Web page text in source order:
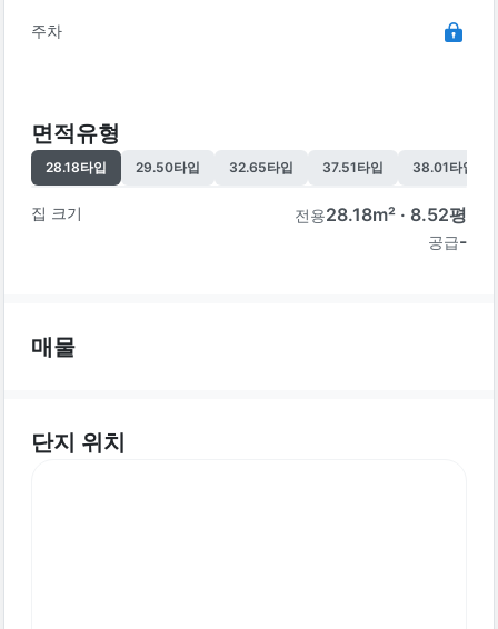
주차
면적유형
28.18타입 29.50타입 32.65타입 37.51타입 38.01타입
집 크기 전용28.18m² · 8.52평
공급-
매물
단지 위치